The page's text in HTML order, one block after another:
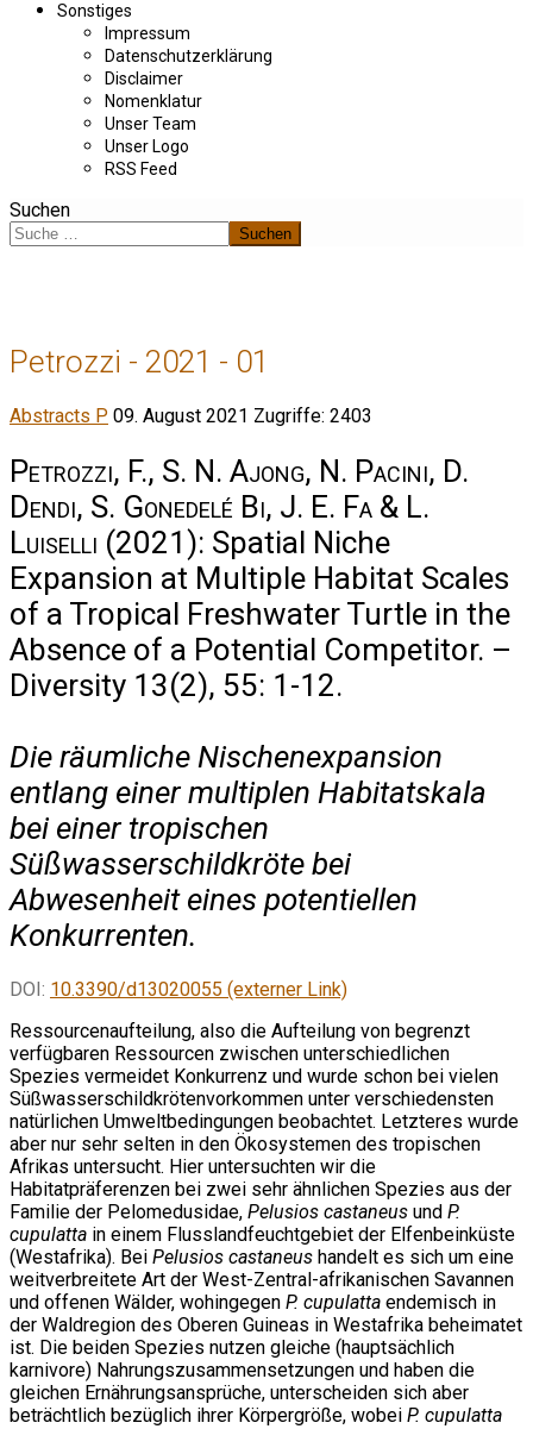
Sonstiges
Impressum
Datenschutzerklärung
Disclaimer
Nomenklatur
Unser Team
Unser Logo
RSS Feed
Suchen
Suchen
Petrozzi - 2021 - 01
Abstracts P 09. August 2021 Zugriffe: 2403
Petrozzi, F., S. N. Ajong, N. Pacini, D.
Dendi, S. Gonedelé Bi, J. E. Fa & L.
Luiselli (2021): Spatial Niche
Expansion at Multiple Habitat Scales
of a Tropical Freshwater Turtle in the
Absence of a Potential Competitor. –
Diversity 13(2), 55: 1-12.
Die räumliche Nischenexpansion
entlang einer multiplen Habitatskala
bei einer tropischen
Süßwasserschildkröte bei
Abwesenheit eines potentiellen
Konkurrenten.
DOI: 10.3390/d13020055 (externer Link)
Ressourcenaufteilung, also die Aufteilung von begrenzt
verfügbaren Ressourcen zwischen unterschiedlichen
Spezies vermeidet Konkurrenz und wurde schon bei vielen
Süßwasserschildkrötenvorkommen unter verschiedensten
natürlichen Umweltbedingungen beobachtet. Letzteres wurde
aber nur sehr selten in den Ökosystemen des tropischen
Afrikas untersucht. Hier untersuchten wir die
Habitatpräferenzen bei zwei sehr ähnlichen Spezies aus der
Familie der Pelomedusidae, Pelusios castaneus und P.
cupulatta in einem Flusslandfeuchtgebiet der Elfenbeinküste
(Westafrika). Bei Pelusios castaneus handelt es sich um eine
weitverbreitete Art der West-Zentral-afrikanischen Savannen
und offenen Wälder, wohingegen P. cupulatta endemisch in
der Waldregion des Oberen Guineas in Westafrika beheimatet
ist. Die beiden Spezies nutzen gleiche (hauptsächlich
karnivore) Nahrungszusammensetzungen und haben die
gleichen Ernährungsansprüche, unterscheiden sich aber
beträchtlich bezüglich ihrer Körpergröße, wobei P. cupulatta